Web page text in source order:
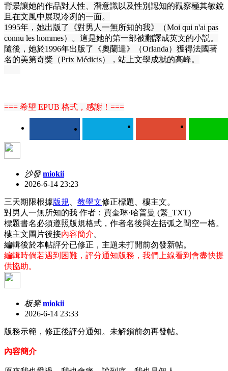
背景讓她的作品對人性、潛意識以及性別認知的觀察極其敏銳
且在文風中展現冷冽的一面。
1995年，她出版了《對男人一無所知的我》（Moi qui n'ai pas
connu les hommes）。這是她的第一部被翻譯成英文的小説。
隨後，她於1996年出版了《奧蘭達》（Orlanda）獲得法國著
名的美第奇獎（Prix Médicis），站上文學成就的高峰。
=== 希望 EPUB 格式，感謝！===
沙發 miokii
2026-6-14 23:23
三天期限根據版規 教學文修正標題、樓主文。
對男人一無所知的我 作者：賈奎琳·哈普曼 (繁_TXT)
標題書名必須遵照版規格式，作者名後與左括弧之間空一格。
樓主文圖片後接內容簡介。
編輯後於本帖評分已修正，主題未打開前勿發新帖。
編輯時倘若遇到困難，評分通知版務，我們上線看到會盡快提
供協助。
板凳 miokii
2026-6-14 23:33
版務示範，修正後評分通知。未解鎖前勿再發帖。
內容簡介